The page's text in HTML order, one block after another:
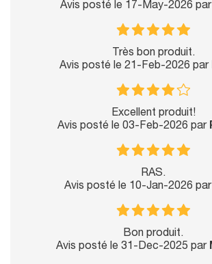
Avis posté le 17-May-2026 par
Très bon produit.
Avis posté le 21-Feb-2026 par
Excellent produit!
Avis posté le 03-Feb-2026 par
RAS.
Avis posté le 10-Jan-2026 par
Bon produit.
Avis posté le 31-Dec-2025 par